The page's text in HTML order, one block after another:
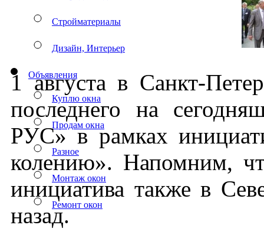
Стройматериалы
Дизайн, Интерьер
Объявления
Куплю окна
Продам окна
Разное
Монтаж окон
Ремонт окон
1 ав­густа в Санкт-
пос­ледне­го на
РУС» в рам­ках
коле­нию». На­пом­ним,
ини­ци­ати­ва так­же в
на­зад.